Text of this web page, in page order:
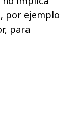
por ejemplo
para